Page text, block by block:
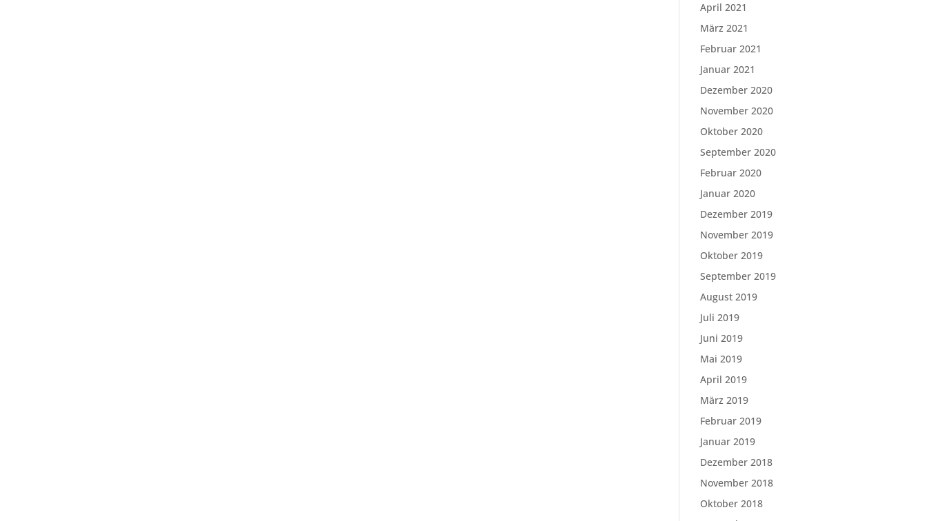
April 2021
März 2021
Februar 2021
Januar 2021
Dezember 2020
November 2020
Oktober 2020
September 2020
Februar 2020
Januar 2020
Dezember 2019
November 2019
Oktober 2019
September 2019
August 2019
Juli 2019
Juni 2019
Mai 2019
April 2019
März 2019
Februar 2019
Januar 2019
Dezember 2018
November 2018
Oktober 2018